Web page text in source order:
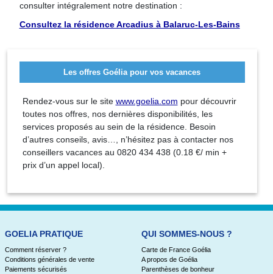
consulter intégralement notre destination :
Consultez la résidence Arcadius à Balaruc-Les-Bains
Les offres Goélia pour vos vacances
Rendez-vous sur le site www.goelia.com pour découvrir
toutes nos offres, nos dernières disponibilités, les
services proposés au sein de la résidence. Besoin
d’autres conseils, avis…, n’hésitez pas à contacter nos
conseillers vacances au 0820 434 438 (0.18 €/ min +
prix d’un appel local).
GOELIA PRATIQUE
Comment réserver ?
Conditions générales de vente
Paiements sécurisés
QUI SOMMES-NOUS ?
Carte de France Goélia
A propos de Goélia
Parenthèses de bonheur